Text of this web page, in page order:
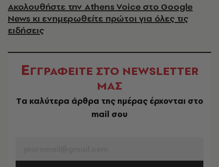
Ακολουθήστε την Athens Voice στο Google
News κι ενημερωθείτε πρώτοι για όλες τις
ειδήσεις
ΕΓΓΡΑΦΕΙΤΕ ΣΤΟ NEWSLETTER
ΜΑΣ
Tα καλύτερα άρθρα της ημέρας έρχονται στο
mail σου